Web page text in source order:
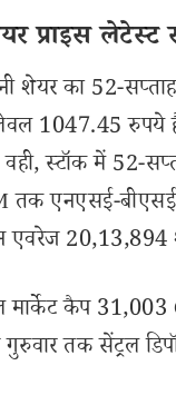
प्राइस लेटेस्ट
शेयर का 52-
1047.45 रुपये है.
स्टॉक में 52-
तक एनएसई-
एवरेज
कैप 31,003
तक सेंट्रल